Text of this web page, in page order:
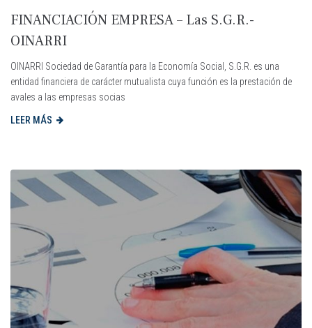
FINANCIACIÓN EMPRESA – Las S.G.R.-
OINARRI
OINARRI Sociedad de Garantía para la Economía Social, S.G.R. es una
entidad financiera de carácter mutualista cuya función es la prestación de
avales a las empresas socias
LEER MÁS